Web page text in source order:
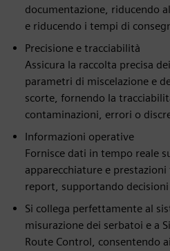
documentazione, riducendo
e riducendo i tempi di
Precisione e tracciabilità
Assicura la raccolta precisa
parametri di miscelazione e
scorte, fornendo la
contaminazioni, errori o
Informazioni operative
Fornisce dati in tempo reale
apparecchiature e
report, supportando
Si collega perfettamente al
misurazione dei serbatoi e a
Route Control, consentendo